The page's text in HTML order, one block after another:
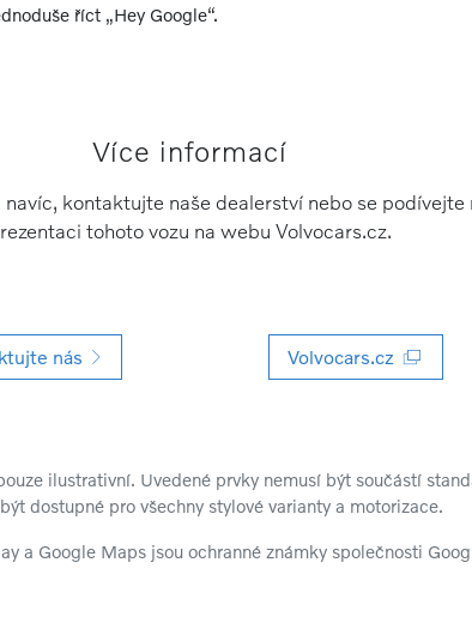
říct „Hey Google“.
Více informací
kontaktujte naše dealerství nebo se podívejte
tohoto vozu na webu Volvocars.cz.
nás Volvocars.cz
ilustrativní. Uvedené prvky nemusí být součástí
dostupné pro všechny stylové varianty a motorizace.
a Google Maps jsou ochranné známky společnosti